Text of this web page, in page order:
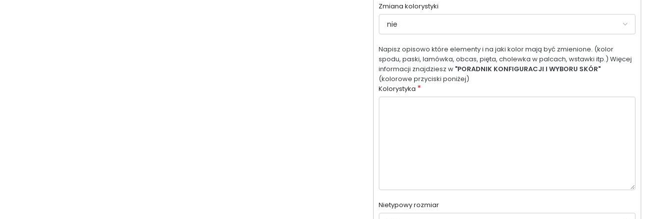
Zmiana kolorystyki
Napisz opisowo które elementy i na jaki kolor mają być zmienione. (kolor
spodu, paski, lamówka, obcas, pięta, cholewka w palcach, wstawki itp.) Więcej
informacji znajdziesz w "PORADNIK KONFIGURACJI I WYBORU SKÓR"
(kolorowe przyciski poniżej)
Kolorystyka *
Nietypowy rozmiar